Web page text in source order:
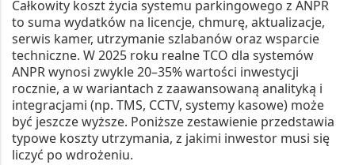
Całkowity koszt życia systemu parkingowego z ANPR
to suma wydatków na licencje, chmurę, aktualizacje,
serwis kamer, utrzymanie szlabanów oraz wsparcie
techniczne. W 2025 roku realne TCO dla systemów
ANPR wynosi zwykle20–35% wartości inwestycji
rocznie, a w wariantach z zaawansowaną analityką i
integracjami (np. TMS, CCTV, systemy kasowe) może
być jeszcze wyższe. Poniższe zestawienie przedstawia
typowe koszty utrzymania, z jakimi inwestor musi się
liczyć po wdrożeniu.